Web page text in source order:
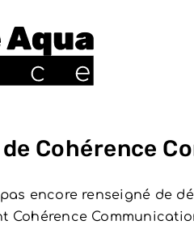
Cohérence
encore renseigné de
Cohérence